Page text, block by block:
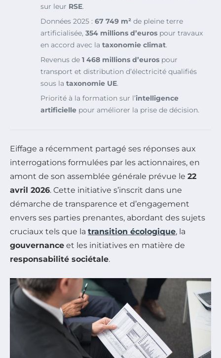
sur leur RSE.
Données 2025 : 67 749 m² de pleine terre
artificialisée, 354 millions d’euros pour travaux
en accord avec la taxonomie climat.
Revenus de 1 468 millions d’euros pour
transport et distribution d’électricité qualifiés
sous la taxonomie UE.
Priorité à la formation sur l’intelligence
artificielle pour améliorer la prise de décision.
Eiffage a récemment partagé ses réponses aux
interrogations formulées par les actionnaires, en
amont de son assemblée générale prévue le 22
avril 2026. Cette initiative s’inscrit dans une
démarche de transparence et d’engagement
envers ses parties prenantes, abordant des sujets
cruciaux tels que la transition écologique, la
gouvernance et les initiatives en matière de
responsabilité sociétale.